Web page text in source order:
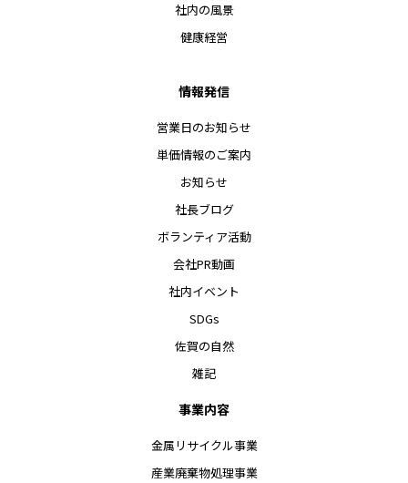
社内の風景
健康経営
情報発信
営業日のお知らせ
単価情報のご案内
お知らせ
社長ブログ
ボランティア活動
会社PR動画
社内イベント
SDGs
佐賀の自然
雑記
事業内容
金属リサイクル事業
産業廃棄物処理事業